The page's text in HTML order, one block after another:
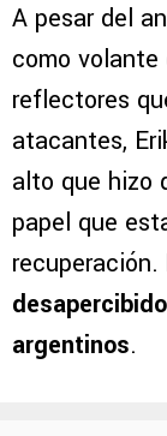
A pesar del
como
reflectores
atacantes,
alto que hizo
papel que
recuperación.
argentinos.